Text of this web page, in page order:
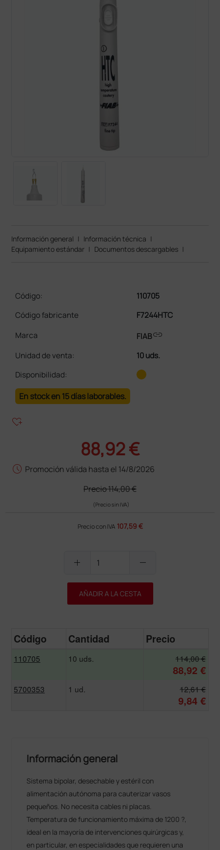
Información general | Información técnica |
Equipamiento estándar | Documentos descargables |
Código:
110705
Código fabricante
F7244HTC
Marca
FIABlink
Unidad de venta:
10 uds.
Disponibilidad:
En stock en 15 días laborables.
heart_plus
88,92 €
schedule Promoción válida hasta el 14/8/2026
Precio114,00 €
(Precio sin IVA)
Precio con IVA 107,59 €
add remove
AÑADIR A LA CESTA
Código Cantidad Precio
110705 10 uds. 114,00 €
88,92 €
5700353 1 ud. 12,61 €
9,84 €
Información general
Sistema bipolar, desechable y estéril con
alimentación autónoma para cauterizar vasos
pequeños. No necesita cables ni placas.
Temperatura de funcionamiento máxima de 1200 ?,
ideal en la mayoría de intervenciones quirúrgicas y,
en particular, en especialidades que requieren una